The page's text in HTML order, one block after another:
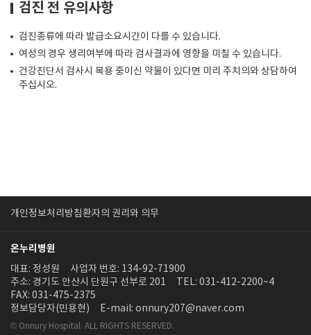
검진 전 유의사항
검진종류에 따라 발급소요시간이 다를 수 있습니다.
여성의 경우 생리여부에 따라 검사결과에 영향을 미칠 수 있습니다.
건강진단서 검사시 복용 중이신 약물이 있다면 미리 주치의와 상담하여
주십시오.
개인정보처리방침환자의 권리와 의무
온누리병원
대표: 정성원
사업자 번호: 134-92-71900
주소: 경기도 안산시 단원구 선부로 201
TEL: 031-412-2200~4
FAX: 031-475-2375
정보담당자(민용현)
E-mail: onnury207@naver.com
© Onnury Hospital. ALL RIGHTS RESERVED.